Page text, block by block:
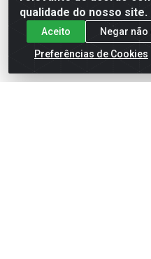
qualidade do nosso site.
Aceito
Negar
Preferências de Cookies